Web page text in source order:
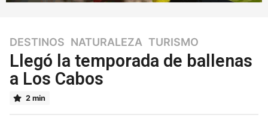
7
m
e
s
e
DESTINOS ,NATURALEZA ,TURISMO
Llegó la temporada de ballenas
a Los Cabos
2 min